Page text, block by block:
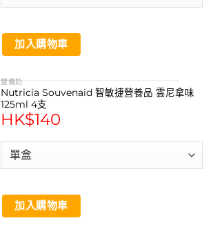
加入購物車
營養奶
Nutricia Souvenaid 智敏捷營養品 雲尼拿味
125ml 4支
HK$140
加入購物車